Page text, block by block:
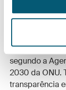
Na Case
conduta ética
Em 2018,
segundo a
2030 da ONU.
transparência